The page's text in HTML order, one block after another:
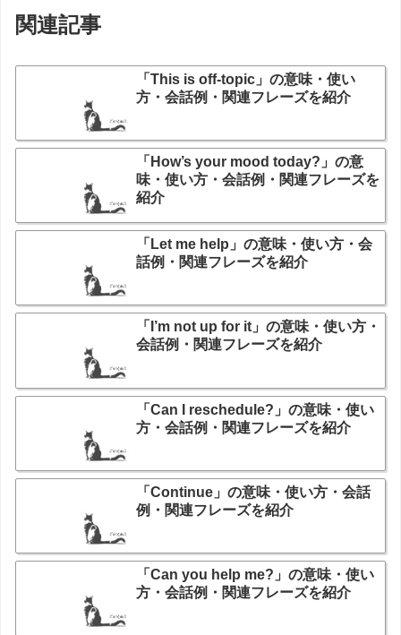
関連記事
「This is off-topic」の意味・使い
方・会話例・関連フレーズを紹介
「How’s your mood today?」の意
味・使い方・会話例・関連フレーズを
紹介
「Let me help」の意味・使い方・会
話例・関連フレーズを紹介
「I’m not up for it」の意味・使い方・
会話例・関連フレーズを紹介
「Can I reschedule?」の意味・使い
方・会話例・関連フレーズを紹介
「Continue」の意味・使い方・会話
例・関連フレーズを紹介
「Can you help me?」の意味・使い
方・会話例・関連フレーズを紹介